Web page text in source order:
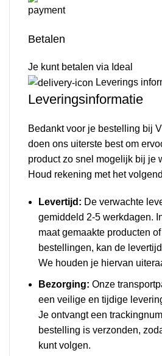
Betalen
Je kunt betalen via Ideal
Leverings
Leveringsinformatie
Bedankt voor je bestelling bij
doen ons uiterste best om
product zo snel mogelijk bij je
Houd rekening met het
Levertijd: De verwachte
gemiddeld 2-5 werkdagen.
maat gemaakte producten
bestellingen, kan de
We houden je hiervan
Bezorging: Onze
een veilige en tijdige
Je ontvangt een
bestelling is verzonden,
kunt volgen.